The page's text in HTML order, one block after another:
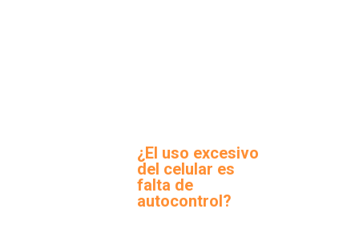
¿El uso excesivo
del celular es
falta de
autocontrol?